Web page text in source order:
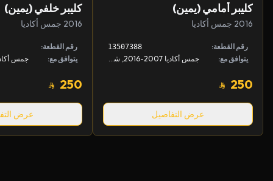
كليبر أمامي (يمين)
2016 جمس أكاديا
رقم القطعة: 13507388
يتوافق مع:
250
عرض التفاصيل
كليبر خلفي (يمين)
2016 جمس أكاديا
رقم القطعة:
يتوافق مع:
250
عرض